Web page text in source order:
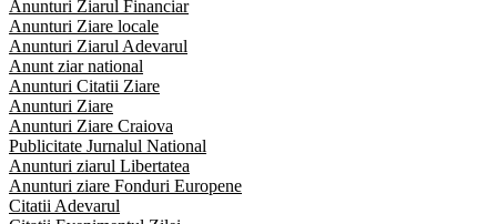
Anunturi Ziarul Financiar
Anunturi Ziare locale
Anunturi Ziarul Adevarul
Anunt ziar national
Anunturi Citatii Ziare
Anunturi Ziare
Anunturi Ziare Craiova
Publicitate Jurnalul National
Anunturi ziarul Libertatea
Anunturi ziare Fonduri Europene
Citatii Adevarul